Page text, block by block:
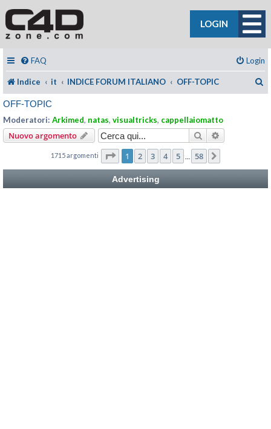
LOGIN
FAQ Login
Indice it INDICE FORUM ITALIANO OFF-TOPIC
OFF-TOPIC
Moderatori: Arkimed, natas, visualtricks, cappellaiomatto
Nuovo argomento Cerca
1715 argomenti Pagina di 58
1 2 3 4 5 58
Advertising